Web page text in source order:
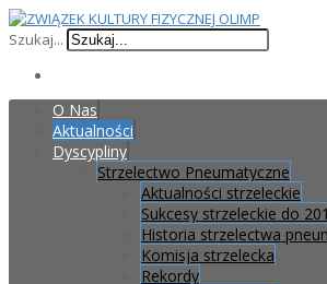
Szukaj...
O Nas
Aktualności
Dyscypliny
Strzelectwo Pneumatyczne
Aktualności strzeleckie
Sukcesy strzeleckie do
Historia strzelectwa
Komisja strzelecka
Rekordy